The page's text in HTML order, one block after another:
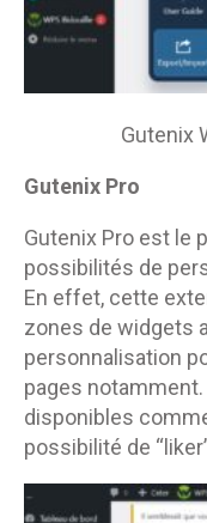
Gutenix
Gutenix Pro
Gutenix Pro est le
possibilités de
En effet, cette
zones de widgets
personnalisation
pages
disponibles
possibilité de